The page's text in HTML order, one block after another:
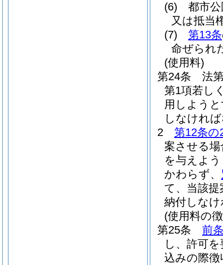
(6)
都市
又は抵当
(7)
第13条
命ぜられ
(使用料)
第24条
法
第1項若し
用しよう
しなけれ
2
第12条の
案させる
を与えよ
かわらず、
て、当該
納付しな
(使用料の
第25条
前
し、許可
込みの際